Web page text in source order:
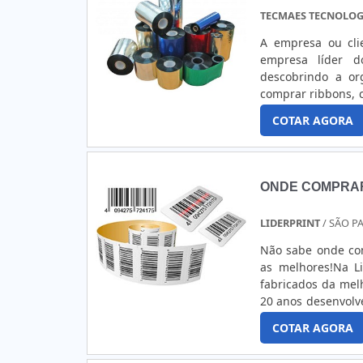
TECMAES
A empresa ou
empresa líder
descobrindo a
comprar ribbons,
com precisão e
IMPORTANTES
COTAR AGORA
ONDE
LIDERPRINT/ SÃO
Não sabe onde
as melhores!Na
fabricados da
20 anos
vontade do
mais diversos
Metalizado;- Vinil
COTAR AGORA